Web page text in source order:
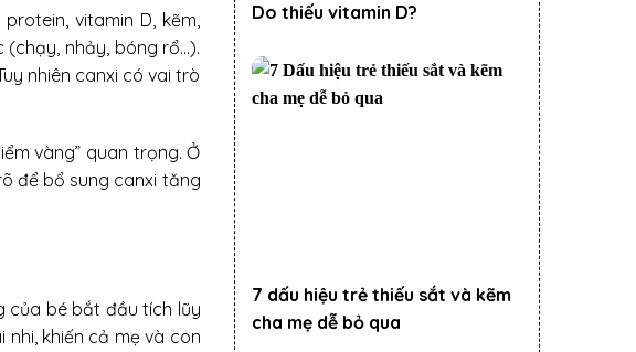
vitamin D, kẽm,
(chạy, nhảy, bóng rổ…).
nhiên canxi có vai trò
vàng” quan trọng. Ở
để bổ sung canxi tăng
của bé bắt đầu tích lũy
nhi, khiến cả mẹ và con
Do thiếu vitamin D?
7 dấu hiệu trẻ thiếu sắt và kẽm
cha mẹ dễ bỏ qua